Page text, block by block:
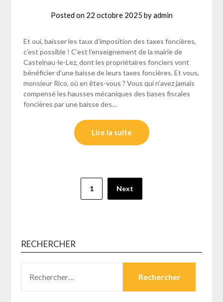
Posted on 22 octobre 2025 byadmin
Et oui, baisser les taux d’imposition des taxes foncières,
c’est possible ! C’est l’enseignement de la mairie de
Castelnau-le-Lez, dont les propriétaires fonciers vont
bénéficier d’une baisse de leurs taxes foncières. Et vous,
monsieur Rico, où en êtes-vous ? Vous qui n’avez jamais
compensé les hausses mécaniques des bases fiscales
foncières par une baisse des…
Lire la suite
1 Next
RECHERCHER